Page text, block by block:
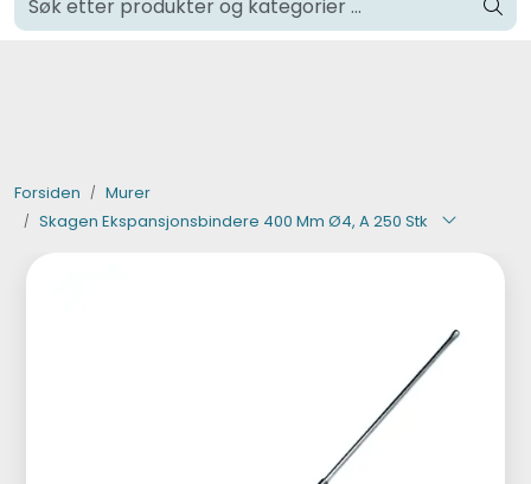
Skip to main content Klikk og hent i Oslo
Forsiden
Murer
Skagen Ekspansjonsbindere 400 Mm Ø4, A 250 Stk
Byggevarer